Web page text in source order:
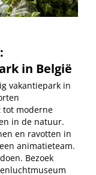
in België
vakantiepark in
tot moderne
in de natuur.
en ravotten in
animatieteam.
Bezoek